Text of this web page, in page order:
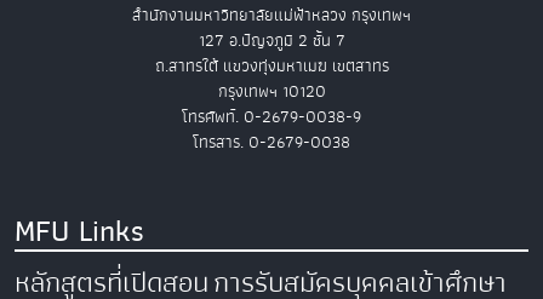
สำนักงานมหาวิทยาลัยแม่ฟ้าหลวง กรุงเทพฯ
127 อ.ปัญจภูมิ 2 ชั้น 7
ถ.สาทรใต้ แขวงทุ่งมหาเมฆ เขตสาทร
กรุงเทพฯ 10120
โทรศัพท์. 0-2679-0038-9
โทรสาร. 0-2679-0038
MFU Links
หลักสูตรที่เปิดสอนการรับสมัครบุคคลเข้าศึกษา